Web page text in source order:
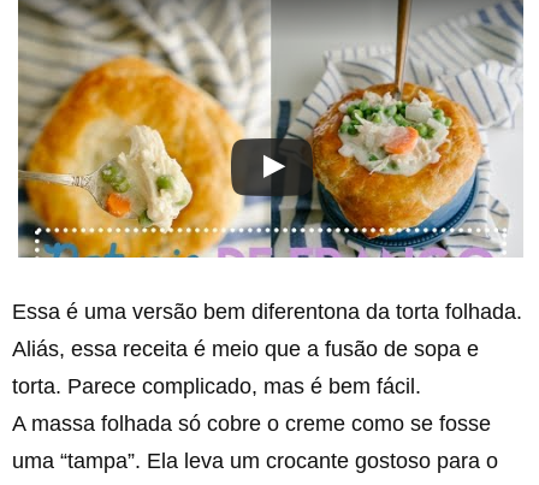
Essa é uma versão bem diferentona da torta folhada.
Aliás, essa receita é meio que a fusão de sopa e
torta. Parece complicado, mas é bem fácil.
A massa folhada só cobre o creme como se fosse
uma “tampa”. Ela leva um crocante gostoso para o